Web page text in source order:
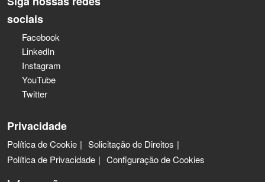
sociais
Facebook
LinkedIn
Instagram
YouTube
Twitter
Privacidade
Política de Cookie
Solicitação de Direitos
Política de Privacidade
Configuração de Cookies